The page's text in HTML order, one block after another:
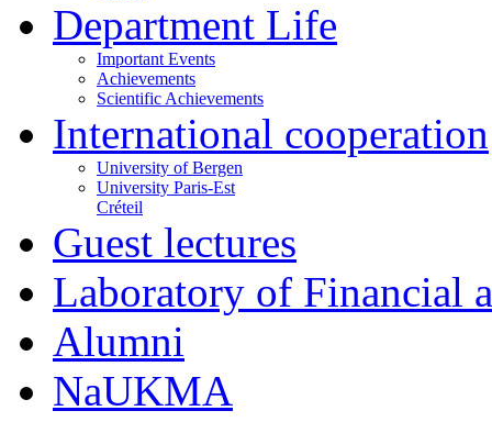
Department Life
Important Events
Achievements
Scientific Achievements
International cooperation
University of Bergen
University Paris-Est
Créteil
Guest lectures
Laboratory of Financial
Alumni
NaUKMA